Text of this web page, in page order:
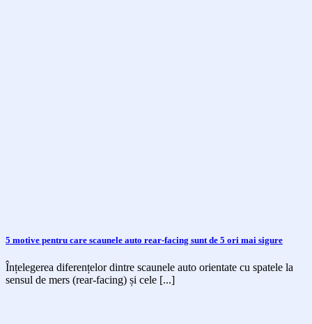
5 motive pentru care scaunele auto rear-facing sunt de 5 ori mai sigure
Înțelegerea diferențelor dintre scaunele auto orientate cu spatele la
sensul de mers (rear-facing) și cele [...]